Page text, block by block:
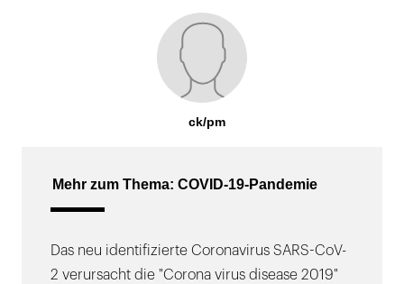
ck/pm
Mehr zum Thema: COVID-19-Pandemie
Das neu identifizierte Coronavirus SARS-CoV-
2 verursacht die "Corona virus disease 2019"